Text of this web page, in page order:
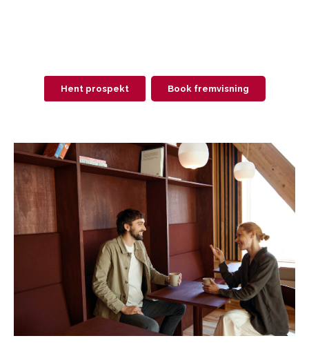
Hent prospekt Book fremvisning